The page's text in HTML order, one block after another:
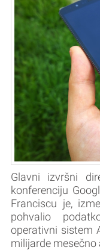
Glavni izvršni
konferenciju
Franciscu je,
pohvalio
operativni sistem
milijarde